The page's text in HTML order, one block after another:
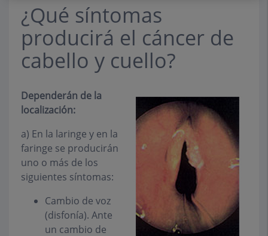
¿Qué síntomas
producirá el cáncer de
cabello y cuello?
Dependerán de la
localización:
a) En la laringe y en la
faringe se producirán
uno o más de los
siguientes síntomas:
Cambio de voz
(disfonía). Ante
un cambio de